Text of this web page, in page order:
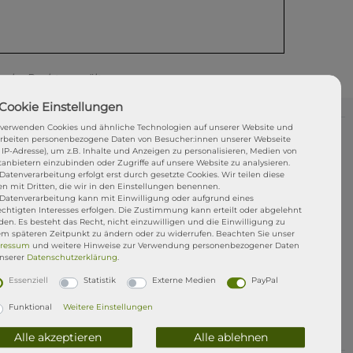
Rechtsanwälte.
uns gekaufte ISUP kommt mit einer1jährigen
verursachte Schäden z.B. ihr macht Euch
D-Ring aus, ihr brecht den Finnenkasten usw..
reparieren wir euch das Board kostenlos in
Dr. SUP. Ihr müsst das Board nur anliefern und
Eure Rechte aus dem gesetzliche
bestehen. STRESSFREI SUPen mit der
Cookies und ähnliche Technologien auf unserer Website und
personenbezogene Daten von Besucher:innen unserer Webseite
IP-Adresse), um z.B. Inhalte und Anzeigen zu personalisieren, Medien von
einzubinden oder Zugriffe auf unsere Website zu analysieren.
erfolgt erst durch gesetzte Cookies. Wir teilen diese
mit Dritten, die wir in den Einstellungen benennen.
kann mit Einwilligung oder aufgrund eines
Interesses erfolgen. Die Zustimmung kann erteilt oder abgelehnt
Es besteht das Recht, nicht einzuwilligen und die Einwilligung zu
späteren Zeitpunkt zu ändern oder zu widerrufen. Beachten Sie unser
und weitere Hinweise zur Verwendung personenbezogener Daten
Daten­schutz­erklärung.
Essenziell Statistik Externe Medien PayPal
Funktional Weitere Einstellungen
Alle akzeptieren Alle ablehnen